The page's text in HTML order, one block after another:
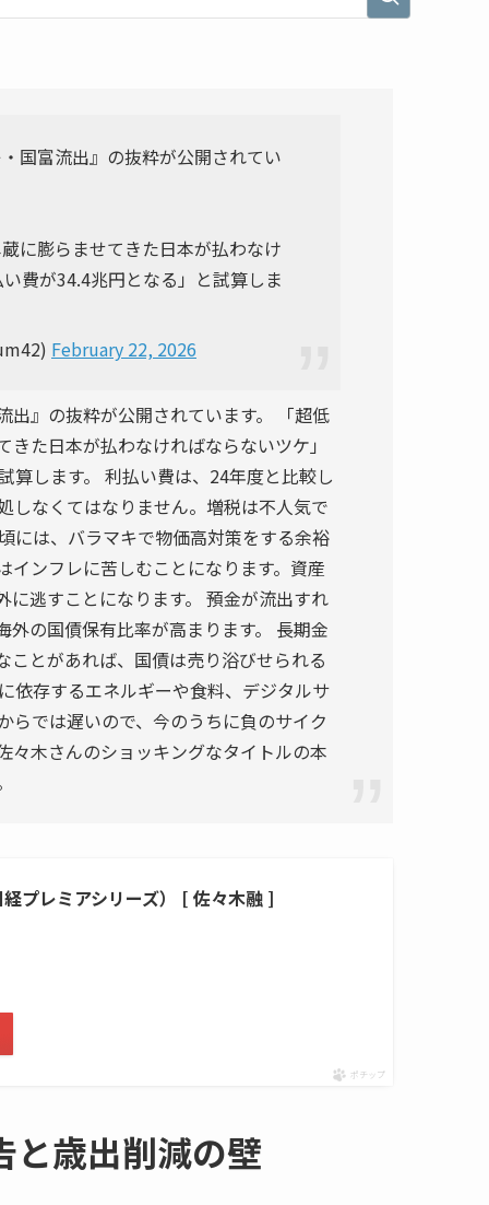
国富流出』の抜粋が公開されてい
に膨らませてきた日本が払わなけ
費が34.4兆円となる」と試算しま
February 22, 2026
』の抜粋が公開されています。 「超低
た日本が払わなければならないツケ」
算します。 利払い費は、24年度と比較し
しなくてはなりません。増税は不人気で
には、バラマキで物価高対策をする余裕
ンフレに苦しむことになります。資産
逃すことになります。 預金が流出すれ
の国債保有比率が高まります。 長期金
とがあれば、国債は売り浴びせられる
依存するエネルギーや食料、デジタルサ
らでは遅いので、今のうちに負のサイク
々木さんのショッキングなタイトルの本
プレミアシリーズ） [ 佐々木融 ]
ポチップ
と歳出削減の壁